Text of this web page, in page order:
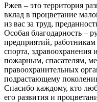
Ржев – это территория
вклад в процветание
из вас за труд,
Особая благодарность –
предприятий,
спорта,
пожарным, спасателям,
правоохранительных
подрастающему
Спасибо каждому, кто
его развития и